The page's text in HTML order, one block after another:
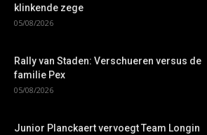
klinkende zege
05/08/2026
Rally van Staden: Verschueren versus de
familie Pex
05/08/2026
Junior Planckaert vervoegt Team Longin